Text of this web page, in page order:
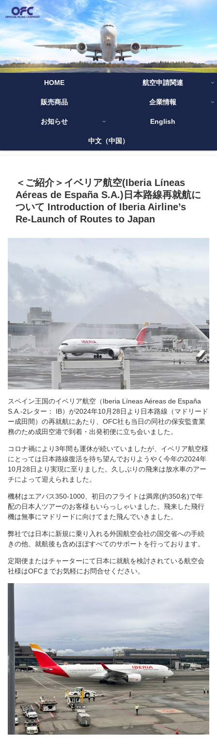
HOME 航空申請関連
販売商品 企業情報
お知らせ English
中文（中国）
＜ご紹介＞イベリア航空(Iberia Líneas
Aéreas de España S.A.)日本路線再就航に
ついて Introduction of Iberia Airline’s
Re-Launch of Routes to Japan
スペイン王国のイベリア航空（Iberia Líneas Aéreas de España
S.A.-2レター： IB）が2024年10月28日より日本路線（マドリード
ー成田間）の再就航にあたり、OFC社も当日の同社の保安監査業
務のため成田空港で到着・出発初便に立ち会いました。
コロナ禍により3年間も運休が続いていましたが、イベリア航空様
にとっては日本路線復活を待ち望んでおりようやく今年の2024年
10月28日より実現に至りました。久しぶりの飛来は放水車のアー
チによって迎えられました。
機材はエアバス350-1000、初日のフライトは満席(約350名)で年
配の日本人ツアーのお客様もいらっしゃいました。飛来した飛行
機は無事にマドリードに向けてまた飛んでいきました。
弊社では日本に新規に乗り入れる外国航空会社の国交省への手続
きの他、就航後も含めほぼすべてのサポートを行っております。
定期便またはチャーターにて日本に就航を検討されている航空会
社様はOFCまでお気軽にお問合せください。